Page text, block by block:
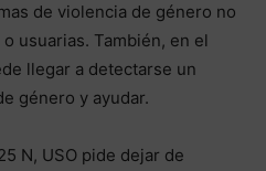
de violencia de género no
usuarias. También, en el
llegar a detectarse un
género y ayudar.
N, USO pide dejar de